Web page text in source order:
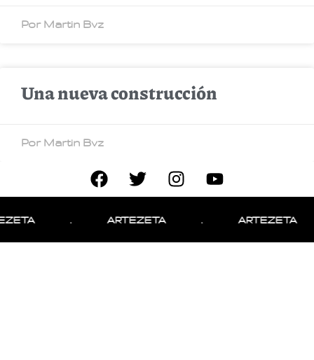
Por Martin Bvz
Una nueva construcción
Por Martin Bvz
ARTEZETA ARTEZETA